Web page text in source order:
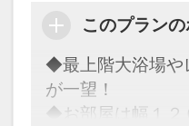
●八重垣神社・・
縁結びの神社と
す。拝殿奥には
ます。占いの紙に
宝、城跡は国の
す。桜の名所と
くら名所１００
選』に選ばれてい
●記念日のおもて
お誕生日・結婚
方に山陰銘菓のお
このプラン
◆最上階大浴場や
が一望！
◆お部屋は幅１２